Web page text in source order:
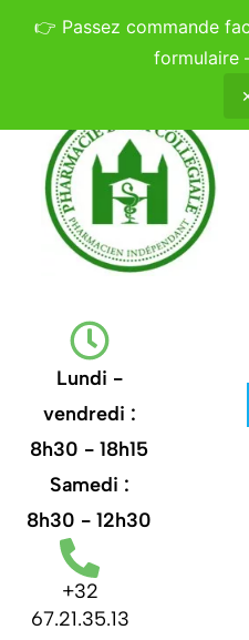
👉 Passez commande
formulaire
Lundi -
vendredi :
8h30 - 18h15
Samedi :
8h30 - 12h30
+32
67.21.35.13